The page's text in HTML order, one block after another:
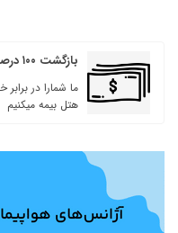
بازگشت ۱۰۰ درصد پول
ما شمارا در
هتل بیمه میکنیم